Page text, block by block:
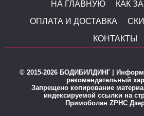
НА ГЛАВНУЮ
КАК
ОПЛАТА И ДОСТАВКА
КОНТАКТЫ
© 2015-2026 БОДИБИЛДИНГ |
рекомендательный
Запрещено копирование
индексируемой ссылки на
Примоболан ZPHC